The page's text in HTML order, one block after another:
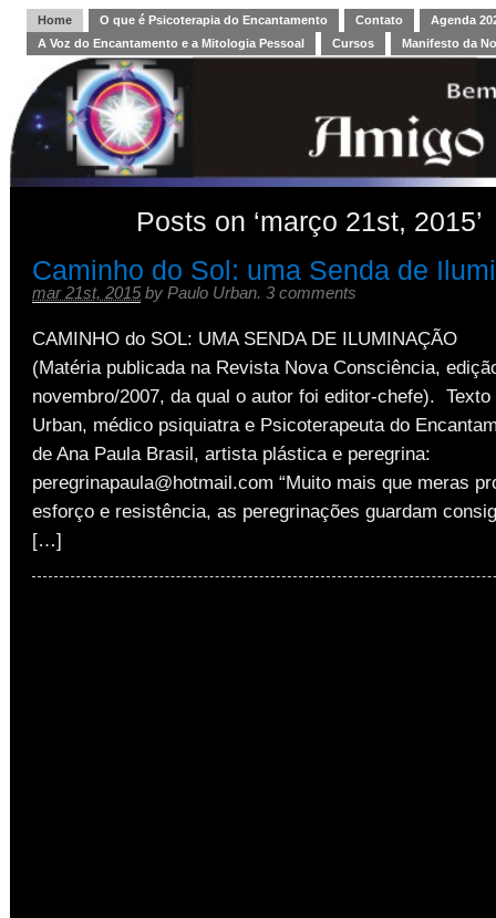
Home O que é Psicoterapia do Encantamento Contato
Agenda
A Voz do Encantamento e a Mitologia Pessoal
Cursos Manifesto da
Posts on ‘março 21st, 2015’
Caminho do Sol: uma Senda de
mar 21st, 2015 by Paulo Urban. 3 comments
CAMINHO do SOL: UMA SENDA DE ILUMINAÇÃO
(Matéria publicada na Revista Nova Consciência,
novembro/2007, da qual o autor foi editor-chefe). Texto
Urban, médico psiquiatra e Psicoterapeuta do
de Ana Paula Brasil, artista plástica e peregrina:
peregrinapaula@hotmail.com “Muito mais que meras
esforço e resistência, as peregrinações guardam
[…]